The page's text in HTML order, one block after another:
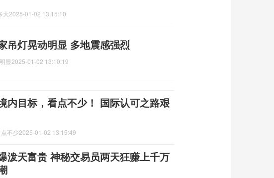
大2025-01-02 13:15:10
吊灯晃动明显 多地震感强烈
显2025-01-02 13:10:19
内目标，看点不少！ 国际认可之路艰
不少2025-01-02 13:15:49
泼天富贵 神秘交易员两天狂赚上千万